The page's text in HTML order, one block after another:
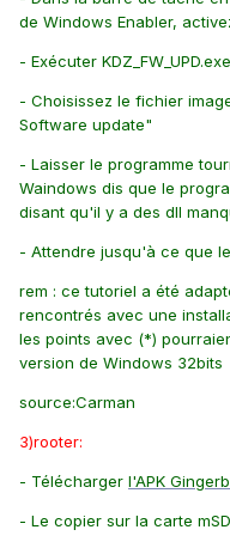
de Windows Enabler,
- Exécuter
- Choisissez le fichier
Software update"
- Laisser le programme
Waindows dis que le
disant qu'il y a des dll
- Attendre jusqu'à ce que
rem : ce tutoriel a été
rencontrés avec une
les points avec (*)
version de Windows 32bits
source:Carman
3)rooter:
- Télécharger l'APK
- Le copier sur la carte